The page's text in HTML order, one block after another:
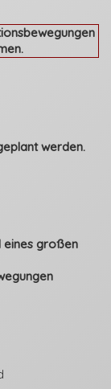
werden.
eines großen